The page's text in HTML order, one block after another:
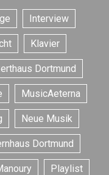
Interview
Klavier
Dortmund
MusicAeterna
Neue Musik
Dortmund
Playlist